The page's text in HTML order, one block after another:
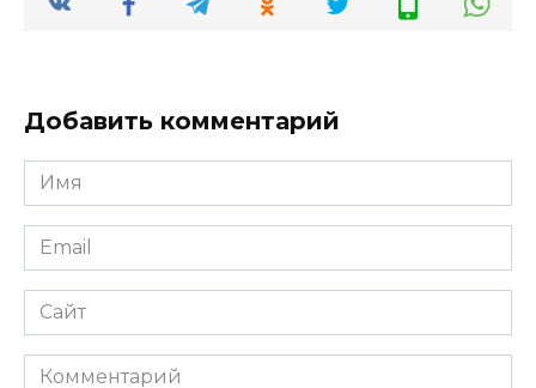
Добавить комментарий
Имя
*
Email
*
Сайт
Комментарий